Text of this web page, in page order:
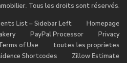
Tous les droits sont réservés.
List – Sidebar Left
Homepage
PayPal Processor
Privacy
of Use
toutes les proprietes
Shortcodes
Zillow Estimate